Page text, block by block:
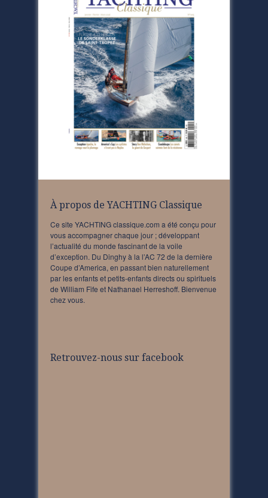
À propos de YACHTING Classique
Ce site YACHTING classique.com a été conçu pour
vous accompagner chaque jour ; développant
l’actualité du monde fascinant de la voile
d’exception. Du Dinghy à la l’AC 72 de la dernière
Coupe d’America, en passant bien naturellement
par les enfants et petits-enfants directs ou spirituels
de William Fife et Nathanael Herreshoff. Bienvenue
chez vous.
Retrouvez-nous sur facebook